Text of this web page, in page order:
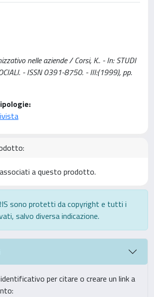
nelle aziende / Corsi, K.. - In: STUDI
- ISSN 0391-8750. - III:(1999), pp.
a questo prodotto.
sono protetti da copyright e tutti i
salvo diversa indicazione.
per citare o creare un link a